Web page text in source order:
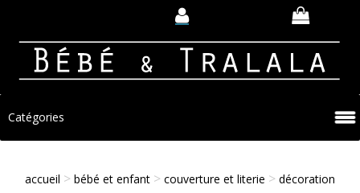
Catégories
accueil > bébé et enfant > couverture et literie > décoration